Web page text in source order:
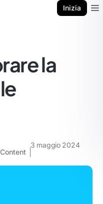
Inizia
la
3 maggio 2024